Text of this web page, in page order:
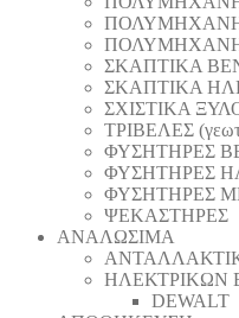
ΣΚΑΠΤΙΚΑ
ΣΚΑΠΤΙΚΑ
ΣΧΙΣΤΙΚΑ
ΤΡΙΒΕΛΕΣ
ΦΥΣΗΤΗΡΕΣ
ΦΥΣΗΤΗΡΕΣ
ΦΥΣΗΤΗΡΕΣ
ΨΕΚΑΣΤΗΡΕΣ
ΑΝΑΛΩΣΙΜΑ
ΗΛΕΚΤΡΙΚΩΝ
DEWALT